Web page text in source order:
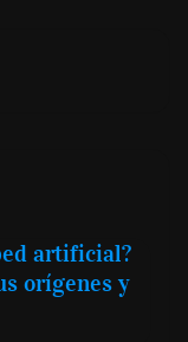
artificial?
orígenes y